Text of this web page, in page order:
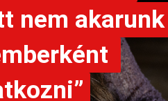
nem akarunk
nem akarunk